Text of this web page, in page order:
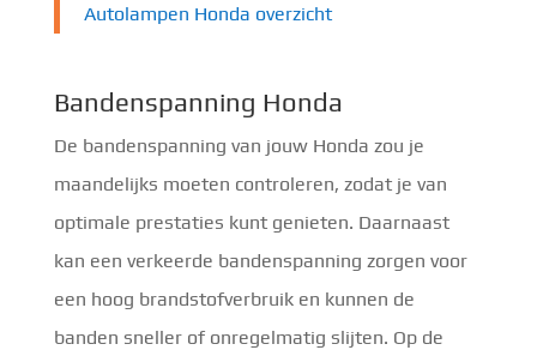
Autolampen Honda overzicht
Bandenspanning Honda
De bandenspanning van jouw Honda zou je
maandelijks moeten controleren, zodat je van
optimale prestaties kunt genieten. Daarnaast
kan een verkeerde bandenspanning zorgen voor
een hoog brandstofverbruik en kunnen de
banden sneller of onregelmatig slijten. Op de